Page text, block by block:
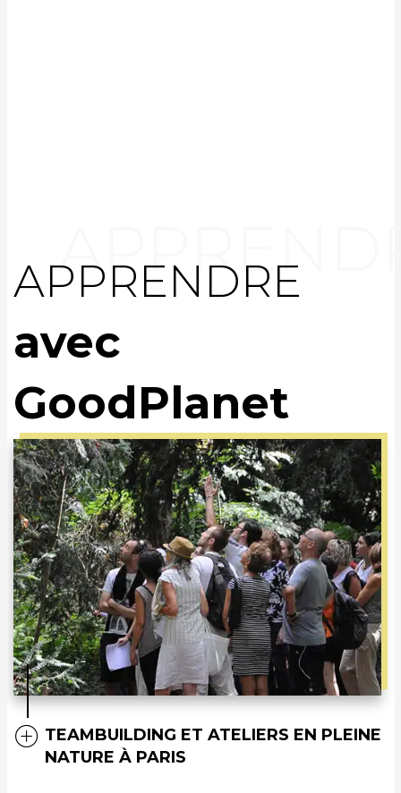
APPRENDRE
avec
GoodPlanet
TEAMBUILDING ET ATELIERS EN PLEINE
NATURE À PARIS